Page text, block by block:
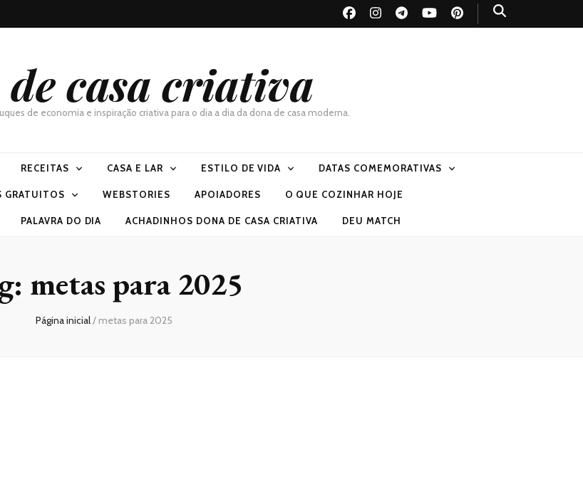
casa criativa
de economia e inspiração criativa para o dia a dia da dona de casa moderna.
RECEITAS CASA E LAR ESTILO DE VIDA DATAS COMEMORATIVAS
GRATUITOS WEBSTORIES APOIADORES O QUE COZINHAR HOJE
PALAVRA DO DIA ACHADINHOS DONA DE CASA CRIATIVA DEU MATCH
metas para 2025
Página inicial/ metas para 2025